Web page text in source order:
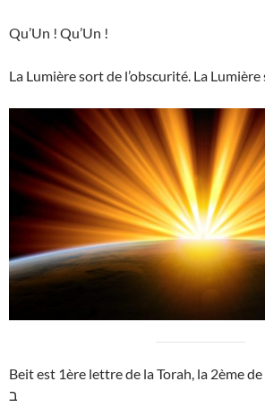
Qu’Un ! Qu’Un !
La Lumière sort de l’obscurité. La
Beit est 1ère lettre de la Torah, la 2ème
ב